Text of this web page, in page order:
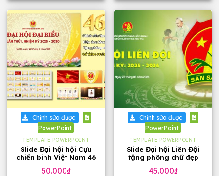
Chỉnh sửa được
PowerPoint
TEMPLATE POWERPOINT
Slide Đại hội hội Cựu
chiến binh Việt Nam 46
50.000₫
Chỉnh sửa được
PowerPoint
TEMPLATE POWERPOINT
Slide Đại hội Liên Đội
tặng phông chữ đẹp
45.000₫